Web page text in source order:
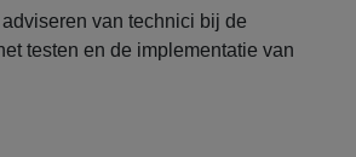
van technici bij de
testen en de implementatie van